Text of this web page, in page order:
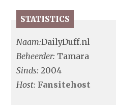
STATISTICS
Naam:DailyDuff.nl
Beheerder: Tamara
Sinds: 2004
Host: Fansitehost